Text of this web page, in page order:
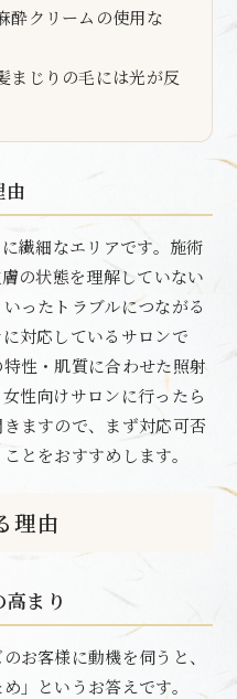
酔クリームの使用な
まじりの毛には光が反
由
繊細なエリアです。施術
の状態を理解していない
ったトラブルにつながる
対応しているサロンで
性・肌質に合わせた照射
性向けサロンに行ったら
ますので、まず対応可否
とをおすすめします。
理由
まり
お客様に動機を伺うと、
」というお答えです。